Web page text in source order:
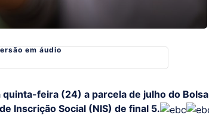
em áudio
quinta-feira (24) a parcela de julho do Bolsa
Inscrição Social (NIS) de final 5.